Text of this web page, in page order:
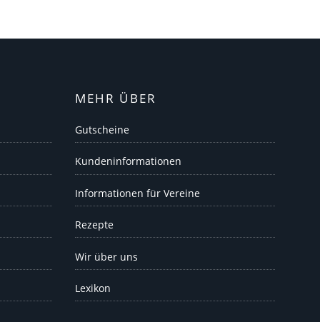
MEHR ÜBER
Gutscheine
Kundeninformationen
Informationen für Vereine
Rezepte
Wir über uns
Lexikon